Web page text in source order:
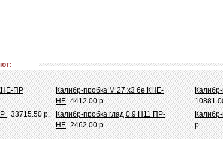
ПР
Калибр-пробка М 27 х3 6e КНЕ-
НЕ 4412.00 р.
33715.50 р.
Калибр-пробка глад 0.9 Н11 ПР-
НЕ 2462.00 р.
р.